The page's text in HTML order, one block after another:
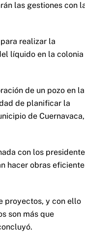
las gestiones con
realizar la
líquido en la colonia
de un pozo en la
de planificar la
de Cuernavaca,
con los
hacer obras
proyectos, y con ello
son más que